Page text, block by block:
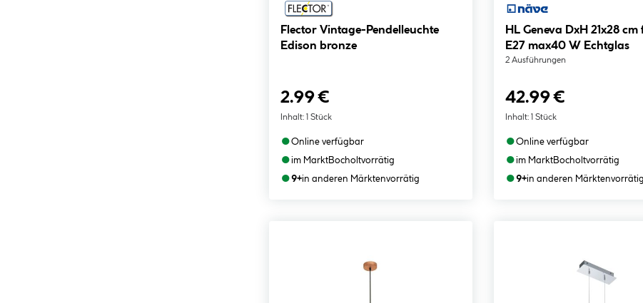
Flector Vintage-Pendelleuchte
Edison bronze
2.99 €
Inhalt: 1 Stück
●Online verfügbar
●im MarktBocholtvorrätig
●9+in anderen Märktenvorrätig
HL Geneva DxH 21x28 cm
E27 max40 W Echtglas
2 Ausführungen
42.99 €
Inhalt: 1 Stück
●Online verfügbar
●im MarktBocholtvorrätig
●9+in anderen Märktenvorrätig